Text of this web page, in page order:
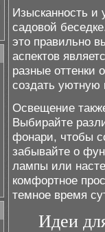
Изысканность и
садовой
это правильно
аспектов
разные оттенки
создать уютную
Освещение
Выбирайте
фонари, чтобы
забывайте о
лампы или
комфортное
темное время
Идеи